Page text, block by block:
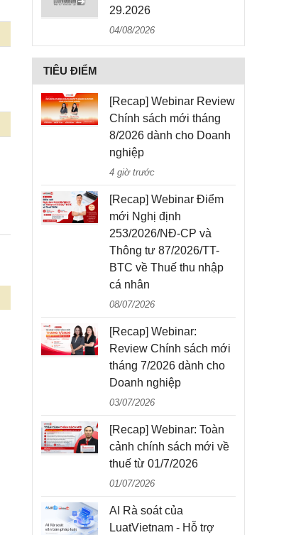
29.2026
04/08/2026
TIÊU ĐIỂM
[Recap] Webinar Review
Chính sách mới tháng
8/2026 dành cho Doanh
nghiệp
4 giờ trước
[Recap] Webinar Điểm
mới Nghị định
253/2026/NĐ-CP và
Thông tư 87/2026/TT-
BTC về Thuế thu nhập
cá nhân
08/07/2026
[Recap] Webinar:
Review Chính sách mới
tháng 7/2026 dành cho
Doanh nghiệp
03/07/2026
[Recap] Webinar: Toàn
cảnh chính sách mới về
thuế từ 01/7/2026
01/07/2026
AI Rà soát của
LuatVietnam - Hỗ trợ